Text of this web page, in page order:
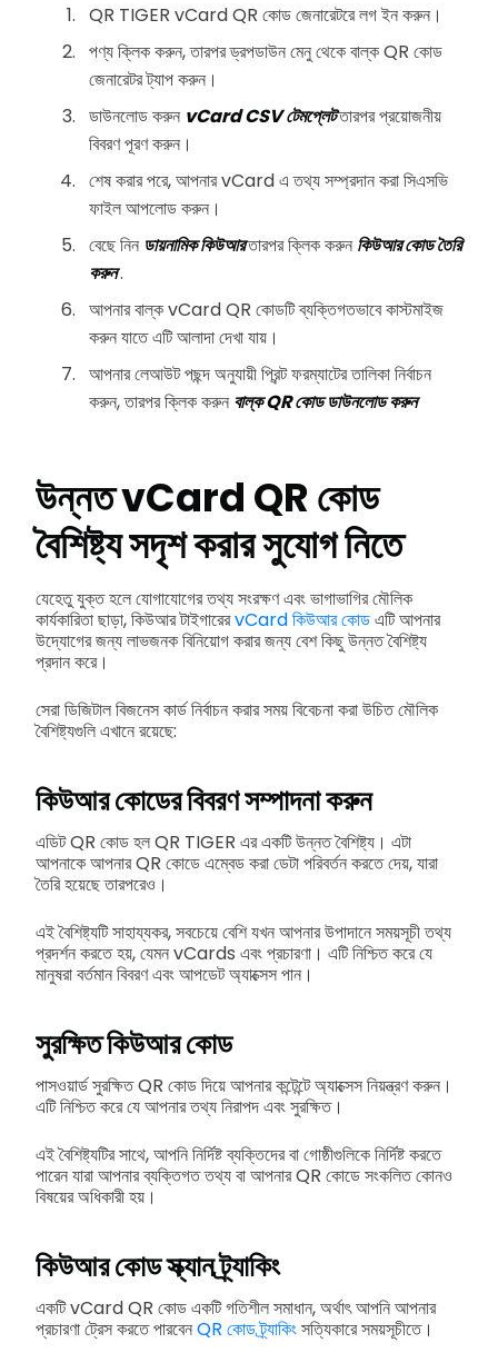
QR TIGER vCard QR কোড জেনারেটরে লগ ইন করুন।
পণ্য ক্লিক করুন, তারপর ড্রপডাউন মেনু থেকে বাল্ক QR কোড
জেনারেটর ট্যাপ করুন।
ডাউনলোড করুন vCard CSV টেমপ্লেটতারপর প্রয়োজনীয়
বিবরণ পূরণ করুন।
শেষ করার পরে, আপনার vCard এ তথ্য সম্প্রদান করা সিএসভি
ফাইল আপলোড করুন।
বেছে নিন ডায়নামিক কিউআরতারপর ক্লিক করুন কিউআর কোড তৈরি
করুন.
আপনার বাল্ক vCard QR কোডটি ব্যক্তিগতভাবে কাস্টমাইজ
করুন যাতে এটি আলাদা দেখা যায়।
আপনার লেআউট পছন্দ অনুযায়ী প্রিন্ট ফরম্যাটের তালিকা নির্বাচন
করুন, তারপর ক্লিক করুন বাল্ক QR কোড ডাউনলোড করুন
উন্নত vCard QR কোড
বৈশিষ্ট্য সদৃশ করার সুযোগ নিতে
যেহেতু যুক্ত হলে যোগাযোগের তথ্য সংরক্ষণ এবং ভাগাভাগির মৌলিক
কার্যকারিতা ছাড়া, কিউআর টাইগারেরvCard কিউআর কোডএটি আপনার
উদ্যোগের জন্য লাভজনক বিনিয়োগ করার জন্য বেশ কিছু উন্নত বৈশিষ্ট্য
প্রদান করে।
সেরা ডিজিটাল বিজনেস কার্ড নির্বাচন করার সময় বিবেচনা করা উচিত মৌলিক
বৈশিষ্ট্যগুলি এখানে রয়েছে:
কিউআর কোডের বিবরণ সম্পাদনা করুন
এডিট QR কোড হল QR TIGER এর একটি উন্নত বৈশিষ্ট্য। এটা
আপনাকে আপনার QR কোডে এম্বেড করা ডেটা পরিবর্তন করতে দেয়, যারা
তৈরি হয়েছে তারপরেও।
এই বৈশিষ্ট্যটি সাহায্যকর, সবচেয়ে বেশি যখন আপনার উপাদানে সময়সূচী তথ্য
প্রদর্শন করতে হয়, যেমন vCards এবং প্রচারণা। এটি নিশ্চিত করে যে
মানুষরা বর্তমান বিবরণ এবং আপডেট অ্যাক্সেস পান।
সুরক্ষিত কিউআর কোড
পাসওয়ার্ড সুরক্ষিত QR কোড দিয়ে আপনার কন্টেন্টে অ্যাক্সেস নিয়ন্ত্রণ করুন।
এটি নিশ্চিত করে যে আপনার তথ্য নিরাপদ এবং সুরক্ষিত।
এই বৈশিষ্ট্যটির সাথে, আপনি নির্দিষ্ট ব্যক্তিদের বা গোষ্ঠীগুলিকে নির্দিষ্ট করতে
পারেন যারা আপনার ব্যক্তিগত তথ্য বা আপনার QR কোডে সংকলিত কোনও
বিষয়ের অধিকারী হয়।
কিউআর কোড স্ক্যান ট্র্যাকিং
একটি vCard QR কোড একটি গতিশীল সমাধান, অর্থাৎ আপনি আপনার
প্রচারণা ট্রেস করতে পারবেনQR কোড ট্র্যাকিংসত্যিকারে সময়সূচীতে।